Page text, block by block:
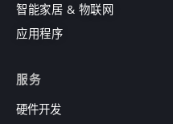
智能家居 & 物联网
应用程序
服务
硬件开发